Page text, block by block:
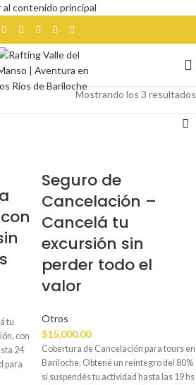
al contenido principal
Mostrando los 3 resultados
tu
con
24
para
Seguro de
Cancelación –
Cancelá tu
excursión sin
perder todo el
valor
Otros
$15,000.00
Cobertura de Cancelación para tours en
Bariloche. Obtené un reintegro del 80%
si suspendés tu actividad hasta las 19 hs